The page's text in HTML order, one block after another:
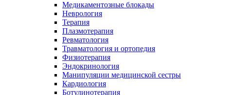
Медикаментозные блокады
Неврология
Терапия
Плазмотерапия
Ревматология
Травматология и ортопедия
Физиотерапия
Эндокринология
Манипуляции медицинской сестры
Кардиология
Ботулинотерапия